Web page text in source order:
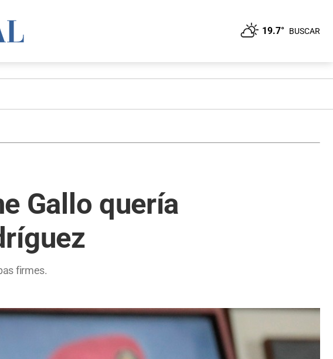
19.7° BUSCAR
Gallo quería
firmes.